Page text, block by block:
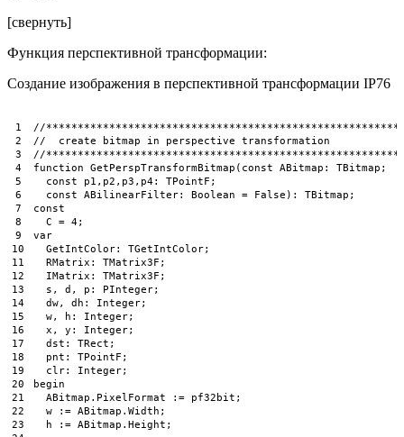
[свернуть]
Функция перспективной трансформации:
Создание изображения в перспективной трансформации IP76
1
2
3
4
5
6
7
8
9
10
11
12
13
14
15
16
17
18
19
20
21
22
23
//
//  create bitmap in perspective transformation
//
function
GetPerspTransformBitmap ( const ABitmap : TBitmap ;
const
p1 , p2 , p3 , p4: TPointF ;
const
ABilinearFilter: Boolean = False ) : TBitmap ;
const
C
= 4;
var
GetIntColor: TGetIntColor;
RMatrix : TMatrix3F ;
IMatrix : TMatrix3F ;
s , d , p : PInteger;
dw, dh : Integer;
w, h : Integer;
x , y : Integer;
dst : TRect ;
pnt : TPointF ;
clr: Integer;
begin
ABitmap . PixelFormat : = pf32bit ;
w
: = ABitmap . Width ;
h
: = ABitmap . Height ;